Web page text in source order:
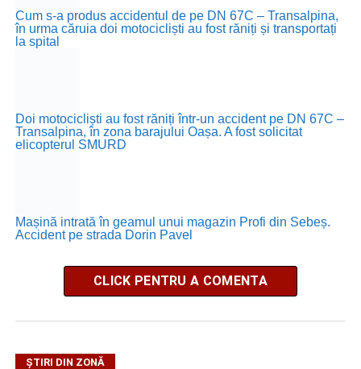
Cum s-a produs accidentul de pe DN 67C – Transalpina,
în urma căruia doi motocicliști au fost răniți și transportați
la spital
Doi motocicliști au fost răniți într-un accident pe DN 67C –
Transalpina, în zona barajului Oașa. A fost solicitat
elicopterul SMURD
Mașină intrată în geamul unui magazin Profi din Sebeș.
Accident pe strada Dorin Pavel
CLICK PENTRU A COMENTA
ȘTIRI DIN ZONĂ